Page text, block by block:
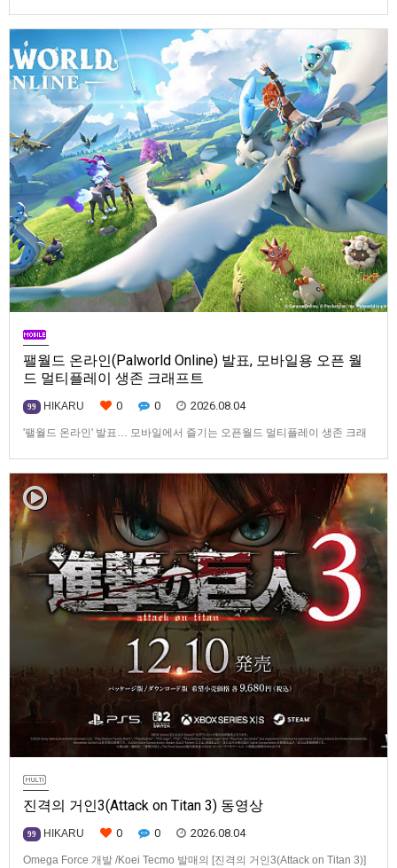
팰월드 온라인(Palworld Online) 발표, 모바일용 오픈 월
드 멀티플레이 생존 크래프트
99 HIKARU 0 0 2026.08.04
'팰월드 온라인' 발표… 모바일에서 즐기는 오픈월드 멀티플레이 생존 크래
인Pocketpair의 정식 라이선스를 받아, 글로벌 히트작 '팰월드(Palworld)'를
기반으로 한…
진격의 거인3(Attack on Titan 3) 동영상
99 HIKARU 0 0 2026.08.04
Omega Force 개발 /Koei Tecmo 발매의 [진격의 거인3(Attack on Titan 3)]